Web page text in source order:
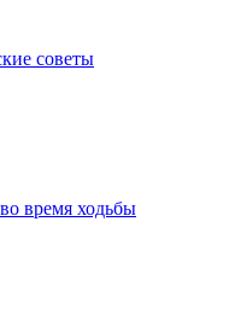
советы
время ходьбы